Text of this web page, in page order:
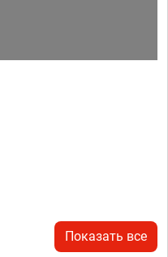
Показать все